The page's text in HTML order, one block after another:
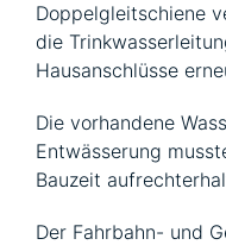
Doppelgleitschiene
die
Hausanschlüsse
Die vorhandene
Entwässerung
Bauzeit
Der Fahrbahn- und